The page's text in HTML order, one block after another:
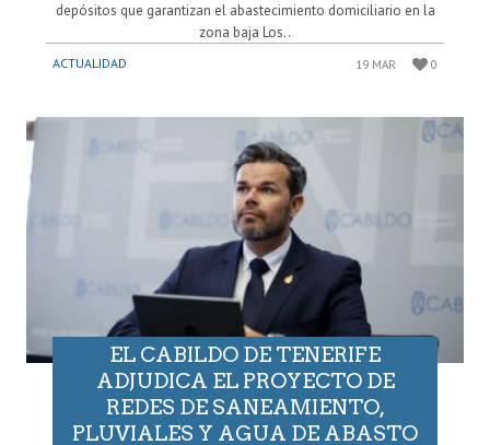
depósitos que garantizan el abastecimiento domiciliario en la
zona baja Los..
ACTUALIDAD 19 MAR 0
EL CABILDO DE TENERIFE
ADJUDICA EL PROYECTO DE
REDES DE SANEAMIENTO,
PLUVIALES Y AGUA DE ABASTO